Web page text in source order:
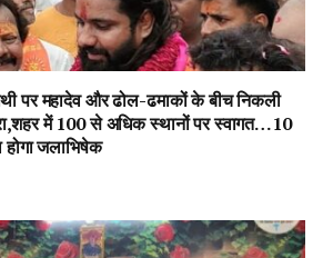
पर महादेव और ढोल-ढमाकों के बीच निकली
में 100 से अधिक स्थानों पर स्वागत…10
जलाभिषेक